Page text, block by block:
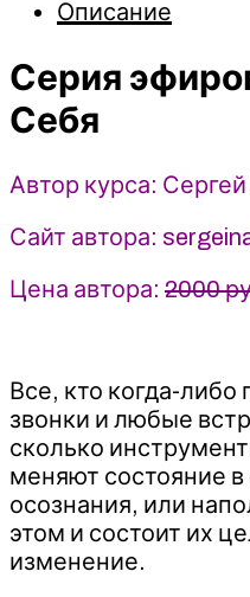
10
для
Себя
-
Наколюшкин
Описание
Серия
Себя
Автор курса:
Сайт автора:
Цена автора: 2000
Все, кто когда-
звонки и любые
сколько
меняют состояние в
осознания, или
этом и состоит их
изменение.